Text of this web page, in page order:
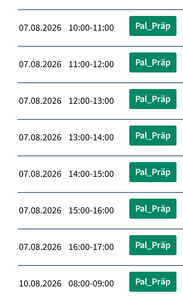
07.08.2026 10:00-11:00 Pal_Präp
07.08.2026 11:00-12:00 Pal_Präp
07.08.2026 12:00-13:00 Pal_Präp
07.08.2026 13:00-14:00 Pal_Präp
07.08.2026 14:00-15:00 Pal_Präp
07.08.2026 15:00-16:00 Pal_Präp
07.08.2026 16:00-17:00 Pal_Präp
10.08.2026 08:00-09:00 Pal_Präp